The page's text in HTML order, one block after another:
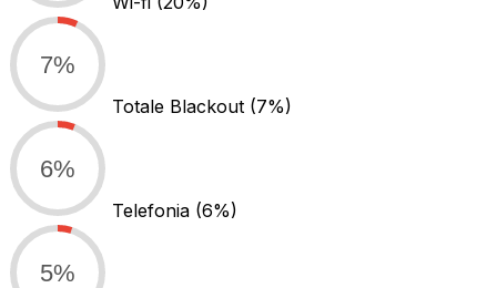
7%
Totale Blackout (7%)
6%
Telefonia (6%)
5%